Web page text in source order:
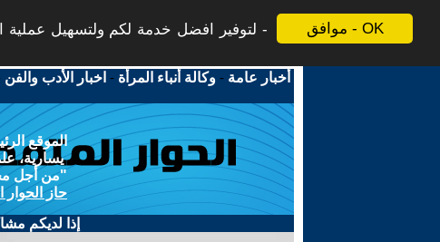
موافق - OK
لتوفير افضل خدمة لكم ولتسهيل عملية
أخبار عامة -وكالة أنباء المرأة - اخبار الأدب والفن
الموقع
يسارية،
"من أجل
حاز الحوار
إذا لديكم